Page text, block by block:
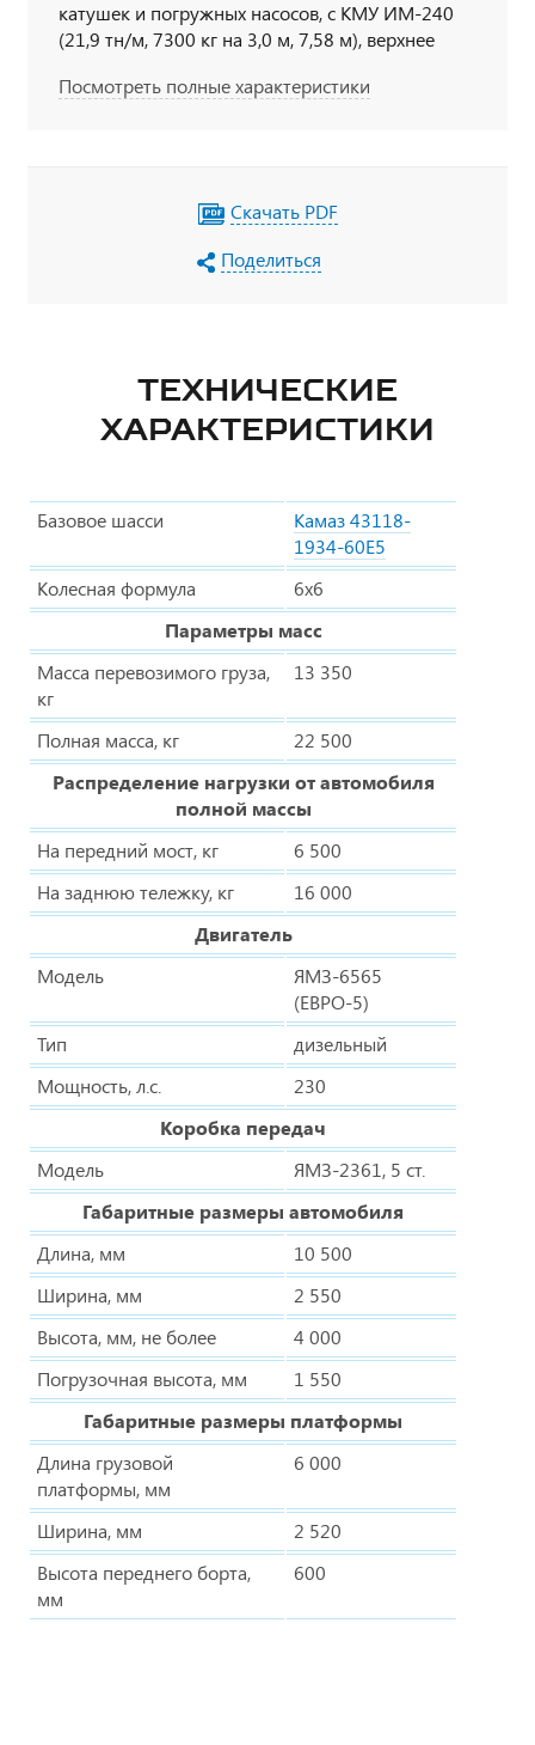
катушек и погружных насосов, с КМУ ИМ-240
(21,9 тн/м, 7300 кг на 3,0 м, 7,58 м), верхнее
Посмотреть полные характеристики
Скачать PDF
Поделиться
ТЕХНИЧЕСКИЕ
ХАРАКТЕРИСТИКИ
Базовое шасси
Камаз 43118-
1934-60Е5
Колесная формула
6х6
Параметры масс
Масса перевозимого груза,
кг
13 350
Полная масса, кг
22 500
Распределение нагрузки от автомобиля
полной массы
На передний мост, кг
6 500
На заднюю тележку, кг
16 000
Двигатель
Модель
ЯМЗ-6565
(ЕВРО-5)
Тип
дизельный
Мощность, л.с.
230
Коробка передач
Модель
ЯМЗ-2361, 5 ст.
Габаритные размеры автомобиля
Длина, мм
10 500
Ширина, мм
2 550
Высота, мм, не более
4 000
Погрузочная высота, мм
1 550
Габаритные размеры платформы
Длина грузовой
платформы, мм
6 000
Ширина, мм
2 520
Высота переднего борта,
мм
600